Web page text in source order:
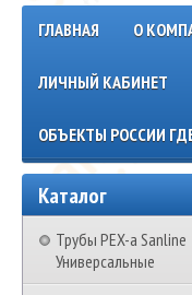
ГЛАВНАЯ О
ЛИЧНЫЙ КАБИНЕТ
ОБЪЕКТЫ РОССИИ
Каталог
Трубы PEX-a Sanline
Универсальные